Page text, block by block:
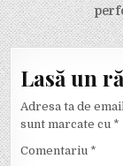
Lasă un
Adresa ta de
sunt marcate cu *
Comentariu *